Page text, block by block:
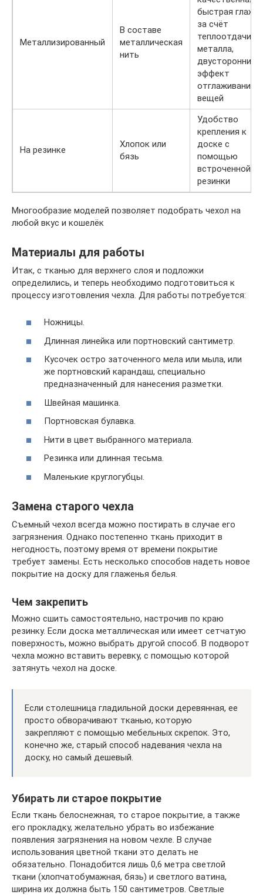
Металлизированный
В составе
металлическая
нить
быстрая
за счёт
теплоотдачи
металла,
двусторонний
эффект
отглаживания
вещей
На резинке
Хлопок или
бязь
Удобство
крепления к
доске с
помощью
встроченной
резинки
Многообразие моделей позволяет подобрать чехол на
любой вкус и кошелёк
Материалы для работы
Итак, с тканью для верхнего слоя и подложки
определились, и теперь необходимо подготовиться к
процессу изготовления чехла. Для работы потребуется:
Ножницы.
Длинная линейка или портновский сантиметр.
Кусочек остро заточенного мела или мыла, или
же портновский карандаш, специально
предназначенный для нанесения разметки.
Швейная машинка.
Портновская булавка.
Нити в цвет выбранного материала.
Резинка или длинная тесьма.
Маленькие круглогубцы.
Замена старого чехла
Съемный чехол всегда можно постирать в случае его
загрязнения. Однако постепенно ткань приходит в
негодность, поэтому время от времени покрытие
требует замены. Есть несколько способов надеть новое
покрытие на доску для глаженья белья.
Чем закрепить
Можно сшить самостоятельно, настрочив по краю
резинку. Если доска металлическая или имеет сетчатую
поверхность, можно выбрать другой способ. В подворот
чехла можно вставить веревку, с помощью которой
затянуть чехол на доске.
Если столешница гладильной доски деревянная, ее
просто обворачивают тканью, которую
закрепляют с помощью мебельных скрепок. Это,
конечно же, старый способ надевания чехла на
доску, но самый дешевый.
Убирать ли старое покрытие
Если ткань белоснежная, то старое покрытие, а также
его прокладку, желательно убрать во избежание
появления загрязнения на новом чехле. В случае
использования цветной ткани это делать не
обязательно. Понадобится лишь 0,6 метра светлой
ткани (хлопчатобумажная, бязь) и светлого ватина,
ширина их должна быть 150 сантиметров. Светлые